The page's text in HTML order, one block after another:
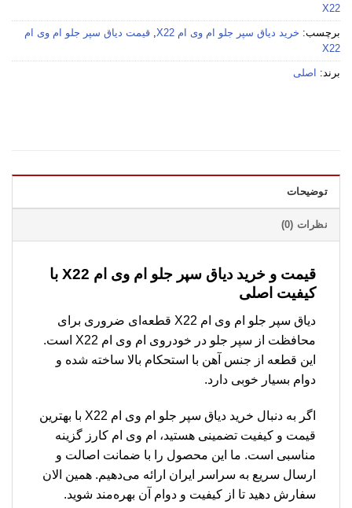
X22
برچسب: خرید دیاق سپر جلو ام وی ام X22 , قیمت دیاق سپر جلو ام وی ام
X22
برند: اصلی
توضیحات
نظرات (0)
قیمت و خرید دیاق سپر جلو ام وی ام X22 با
کیفیت اصلی
دیاق سپر جلو ام وی ام X22 قطعه‌ای ضروری برای
محافظت از سپر جلو در خودروی ام وی ام X22 است.
این قطعه از جنس آهن با استحکام بالا ساخته شده و
دوام بسیار خوبی دارد.
اگر به دنبال خرید دیاق سپر جلو ام وی ام X22 با بهترین
قیمت و کیفیت تضمینی هستید، ام وی ام کارز گزینه
مناسبی است. ما این محصول را با ضمانت اصالت و
ارسال سریع به سراسر ایران ارائه می‌دهیم. همین الان
سفارش دهید تا از کیفیت و دوام آن بهره‌مند شوید.